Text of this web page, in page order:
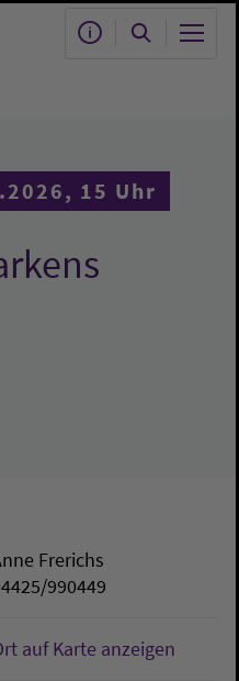
15 Uhr
Frerichs
990449
auf Karte anzeigen